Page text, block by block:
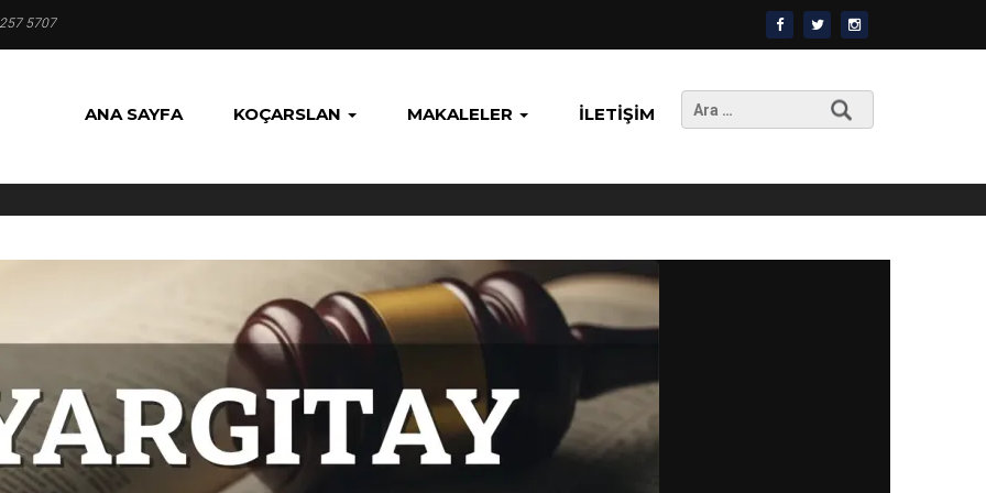
5707
ANA SAYFA KOÇARSLAN MAKALELER İLETIŞIM
Arama: